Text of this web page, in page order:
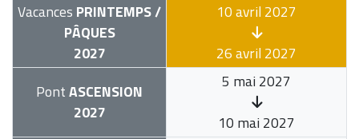
Vacances PRINTEMPS /
PÂQUES
2027
10 avril 2027
26 avril 2027
PontASCENSION
2027
5 mai 2027
10 mai 2027